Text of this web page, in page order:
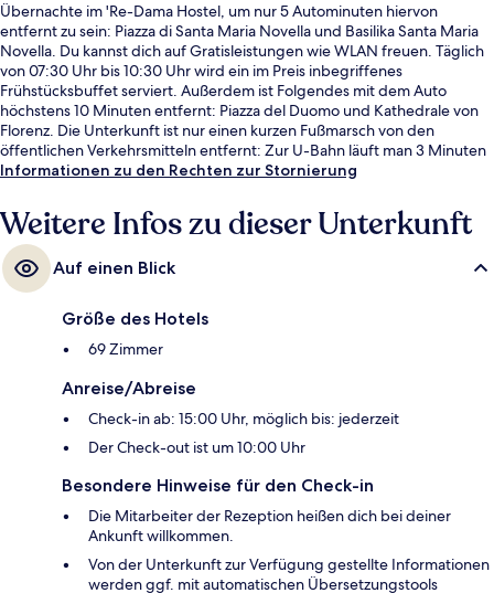
Übernachte im 'Re-Dama Hostel, um nur 5 Autominuten hiervon
entfernt zu sein: Piazza di Santa Maria Novella und Basilika Santa Maria
Novella. Du kannst dich auf Gratisleistungen wie WLAN freuen. Täglich
von 07:30 Uhr bis 10:30 Uhr wird ein im Preis inbegriffenes
Frühstücksbuffet serviert. Außerdem ist Folgendes mit dem Auto
höchstens 10 Minuten entfernt: Piazza del Duomo und Kathedrale von
Florenz. Die Unterkunft ist nur einen kurzen Fußmarsch von den
öffentlichen Verkehrsmitteln entfernt: Zur U-Bahn läuft man 3 Minuten
(Straßenbahnhaltestelle Muratori - Stazione Statuto) bzw. 5 Minuten
Informationen zu den Rechten zur Stornierung
Weitere Infos zu dieser Unterkunft
Auf einen Blick
Größe des Hotels
69 Zimmer
Anreise/Abreise
Check-in ab: 15:00 Uhr, möglich bis: jederzeit
Der Check-out ist um 10:00 Uhr
Besondere Hinweise für den Check-in
Die Mitarbeiter der Rezeption heißen dich bei deiner
Ankunft willkommen.
Von der Unterkunft zur Verfügung gestellte Informationen
werden ggf. mit automatischen Übersetzungstools